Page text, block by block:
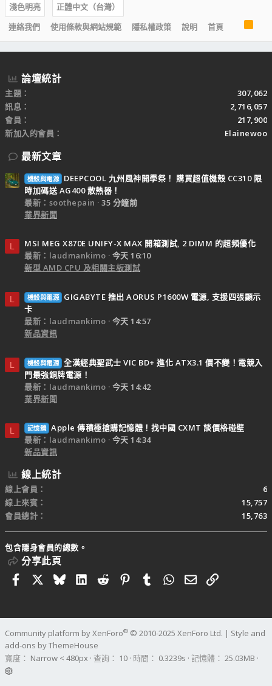
淺色明亮
正體中文（台灣）
連絡我們
使用條款與網站規範 隱私權政策 說明 首頁
S
論壇統計
主題
307,062
訊息
2,716,057
會員
217,900
新加入的會員
Elainewoo
最新文章
機殼與電源
DEEPCOOL 九州風神開學祭！ 購買超值機殼 CC310 限
時加碼送 AG400 散熱器！
最新：soothepain
35 分鐘前
業界新聞
L
MSI MEG X870E UNIFY-X MAX 開箱測試, 2 DIMM 的超頻優化
最新：laudmankimo
今天 16:10
新型 AMD CPU 及相關主板測試
L 機殼與電源
GIGABYTE 推出 AORUS P1600W 電源, 支援四張顯示
卡
最新：laudmankimo
今天 14:57
新品資訊
L 機殼與電源 全漢經典聖武士 VIC BD+ 進化 ATX3.1 價不變！電競入
門最強銅牌電源！
最新：laudmankimo
今天 14:42
業界新聞
L 記憶體 Apple 傳積極搶購記憶體！找中國 CXMT 談價格碰壁
最新：laudmankimo
今天 14:34
新品資訊
線上統計
線上會員
6
線上來賓
15,757
會員總計
15,763
包含隱身會員的總數。
分享此頁
FacebookBlueskyLinkedIn
RedditPinterestTumblrWhatsApp
電子郵件
連結
Community platform by XenForo® © 2010-2025 XenForo Ltd. | Style and
add-ons by ThemeHouse
寬度
查詢 10 時間 0.3239s 記憶體 25.03MB